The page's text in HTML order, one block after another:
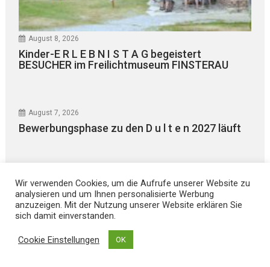
August 8, 2026
Kinder-E R L E B N I S T A G begeistert
BESUCHER im Freilichtmuseum FINSTERAU
August 7, 2026
Bewerbungsphase zu den D u l t e n 2027 läuft
Kontakt
Wir verwenden Cookies, um die Aufrufe unserer Website zu
analysieren und um Ihnen personalisierte Werbung
anzuzeigen. Mit der Nutzung unserer Website erklären Sie
sich damit einverstanden.
Cookie Einstellungen OK